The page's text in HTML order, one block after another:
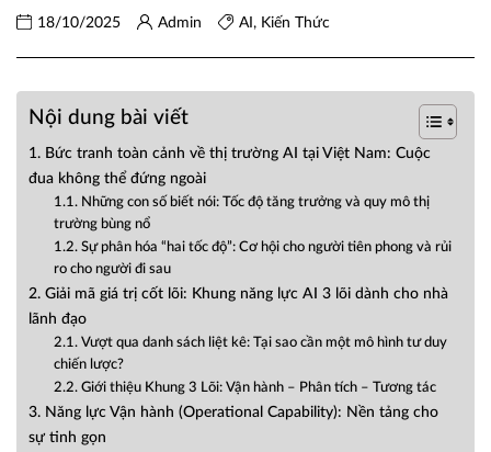
18/10/2025 Admin AI , Kiến Thức
Nội dung bài viết
1. Bức tranh toàn cảnh về thị trường AI tại Việt Nam: Cuộc
đua không thể đứng ngoài
1.1. Những con số biết nói: Tốc độ tăng trưởng và quy mô thị
trường bùng nổ
1.2. Sự phân hóa “hai tốc độ”: Cơ hội cho người tiên phong và rủi
ro cho người đi sau
2. Giải mã giá trị cốt lõi: Khung năng lực AI 3 lõi dành cho nhà
lãnh đạo
2.1. Vượt qua danh sách liệt kê: Tại sao cần một mô hình tư duy
chiến lược?
2.2. Giới thiệu Khung 3 Lõi: Vận hành – Phân tích – Tương tác
3. Năng lực Vận hành (Operational Capability): Nền tảng cho
sự tinh gọn